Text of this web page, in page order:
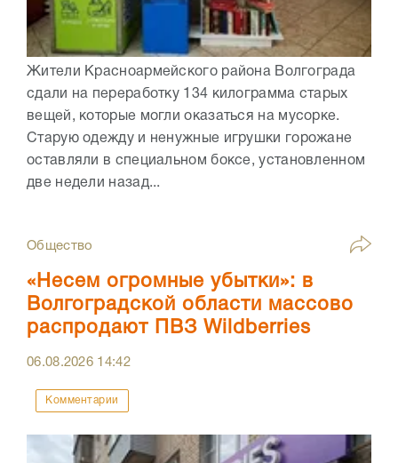
Жители Красноармейского района Волгограда
сдали на переработку 134 килограмма старых
вещей, которые могли оказаться на мусорке.
Старую одежду и ненужные игрушки горожане
оставляли в специальном боксе, установленном
две недели назад...
Общество
«Несем огромные убытки»: в
Волгоградской области массово
распродают ПВЗ Wildberries
06.08.2026 14:42
Комментарии